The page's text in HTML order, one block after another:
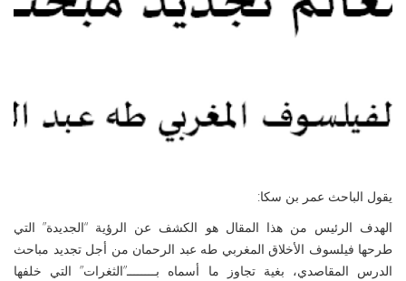
يقول الباحث عمر بن سكا:
الهدف الرئيس من هذا المقال هو الكشف عن الرؤية “الجديدة” التي
طرحها فيلسوف الأخلاق المغربي طه عبد الرحمان من أجل تجديد مباحث
الدرس المقاصدي، بغية تجاوز ما أسماه بــــــــ”الثغرات” التي خلفها